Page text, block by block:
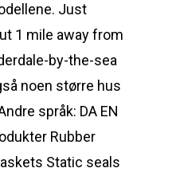
Just
1 mile away from
by-the-sea
noen større hus
språk: DA EN
Rubber
Static seals